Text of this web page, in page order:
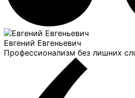
Евгений Евгеньевич
Профессионализм без лишних